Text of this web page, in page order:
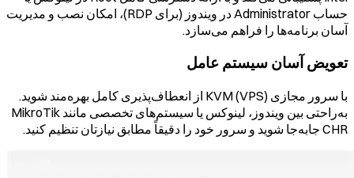
حساب Administrator در ویندوز (برای RDP)، امکان نصب و مدیریت
آسان برنامه‌ها را فراهم می‌سازد.
تعویض آسان سیستم عامل
با سرور مجازی (VPS) KVM از انعطاف‌پذیری کامل بهره‌مند شوید.
به‌راحتی بین ویندوز، لینوکس یا سیستم‌های تخصصی مانند MikroTik
CHR جابه‌جا شوید و سرور خود را دقیقاً مطابق نیازتان تنظیم کنید.